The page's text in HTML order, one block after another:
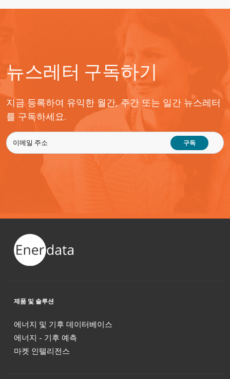
뉴스레터 구독하기
지금 등록하여 유익한 월간, 주간 또는 일간 뉴스레터
를 구독하세요.
구독
제품 및 솔루션
에너지 및 기후 데이터베이스
에너지 - 기후 예측
마켓 인텔리전스